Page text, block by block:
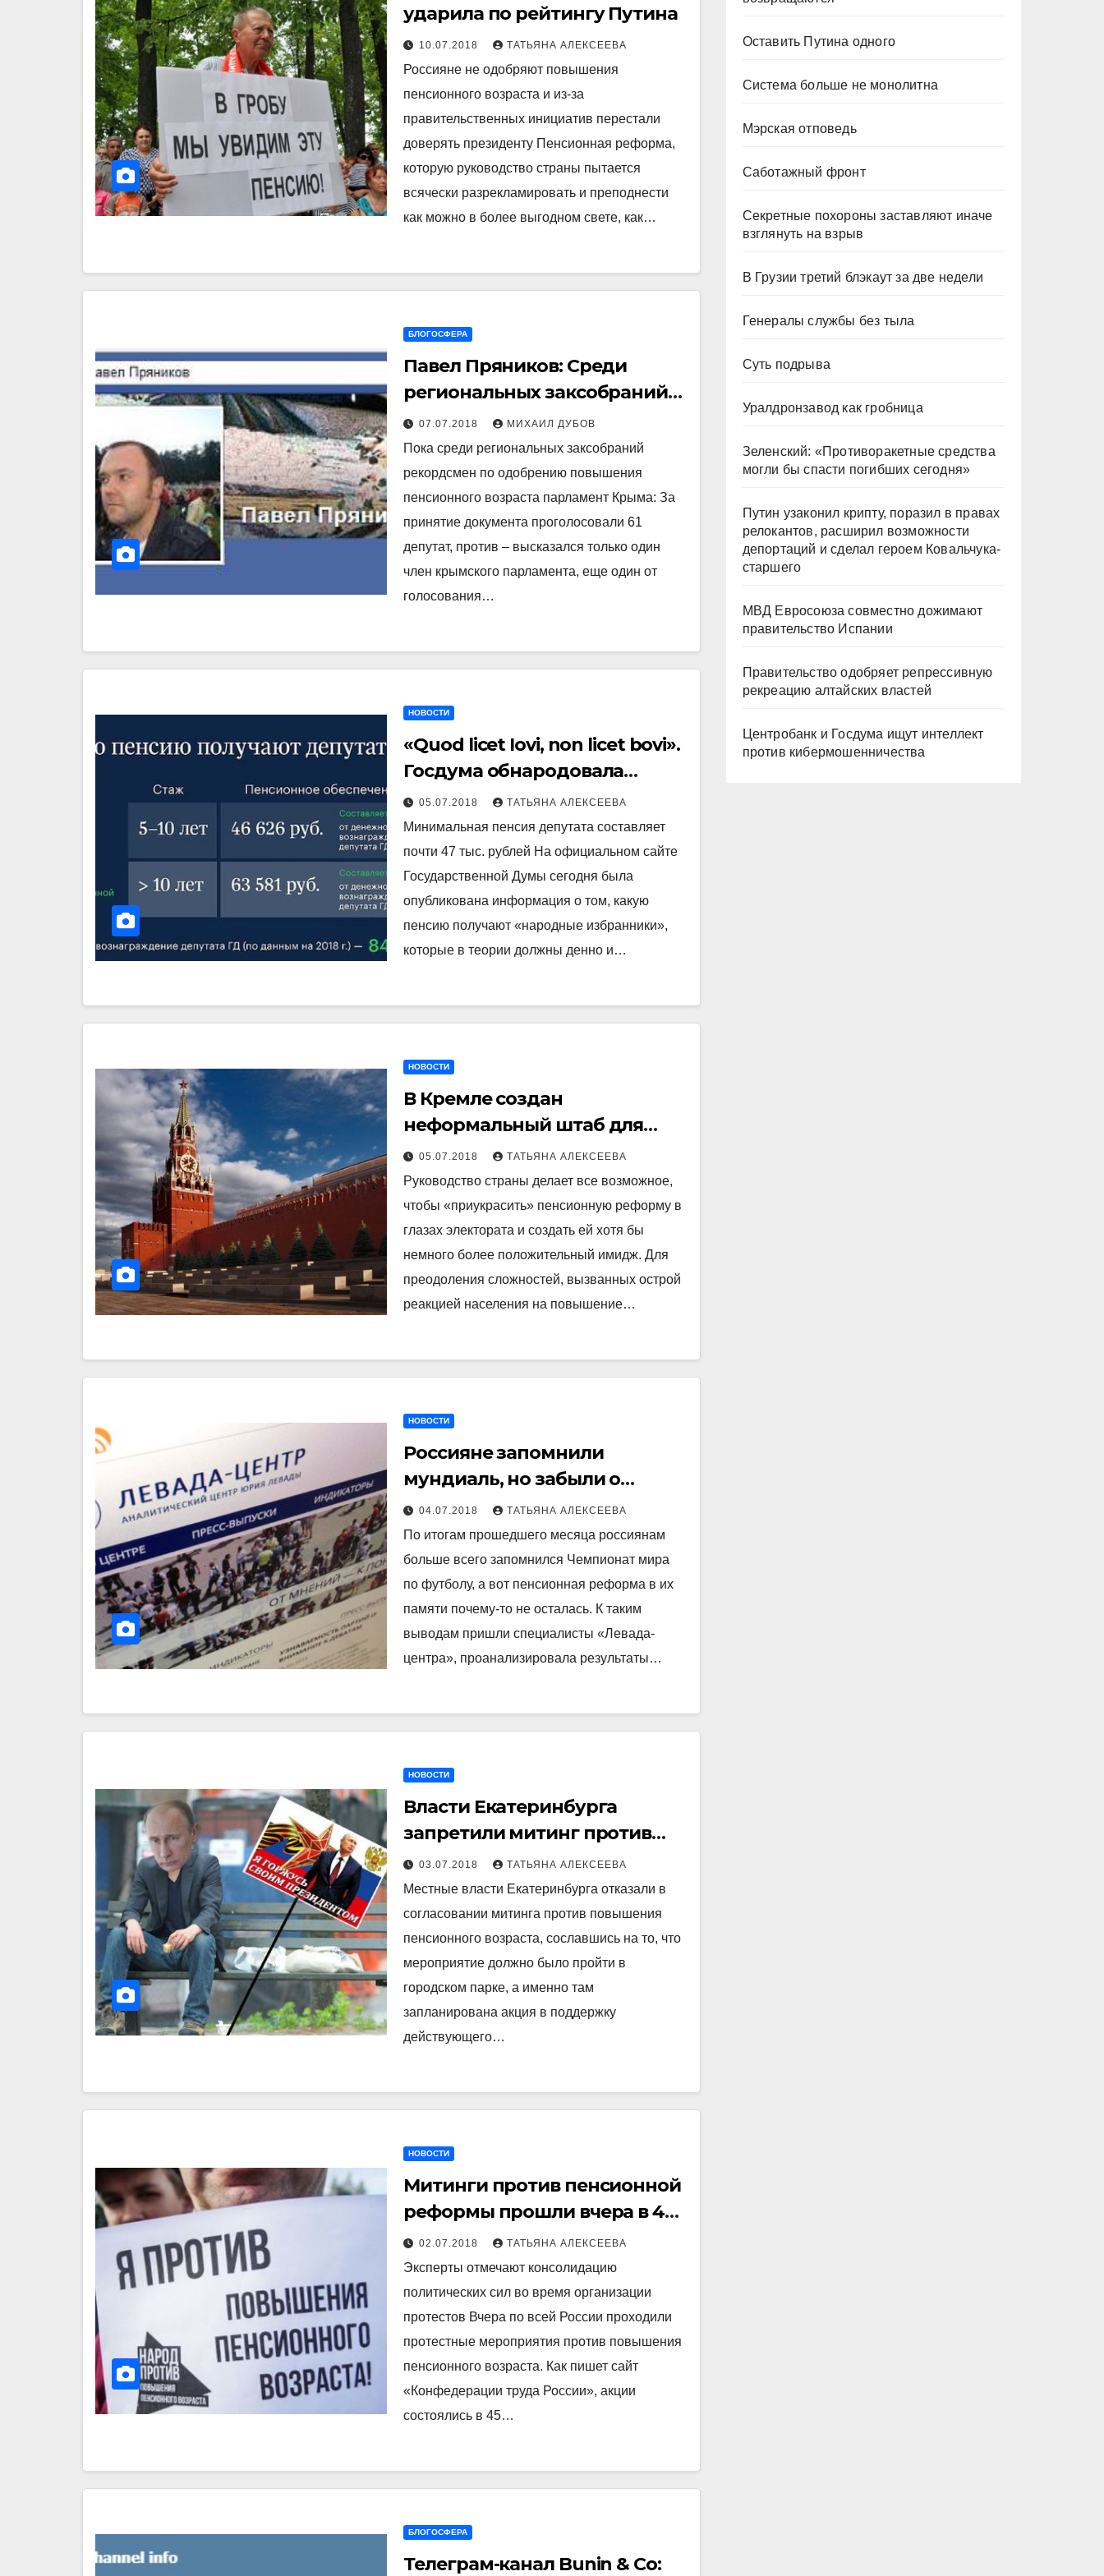
ударила по рейтингу Путина
10.07.2018 ТАТЬЯНА АЛЕКСЕЕВА
Россияне не одобряют повышения
пенсионного возраста и из-за
правительственных инициатив перестали
доверять президенту Пенсионная реформа,
которую руководство страны пытается
всячески разрекламировать и преподнести
как можно в более выгодном свете, как…
БЛОГОСФЕРА
Павел Пряников: Среди
региональных заксобраний
рекордсмен по одобрению
повышения пенсионного
возраста парламент Крыма
07.07.2018 МИХАИЛ ДУБОВ
Пока среди региональных заксобраний
рекордсмен по одобрению повышения
пенсионного возраста парламент Крыма: За
принятие документа проголосовали 61
депутат, против – высказался только один
член крымского парламента, еще один от
голосования…
НОВОСТИ
«Quod licet Iovi, non licet bovi».
Госдума обнародовала
размер депутатских пенсий
05.07.2018 ТАТЬЯНА АЛЕКСЕЕВА
Минимальная пенсия депутата составляет
почти 47 тыс. рублей На официальном сайте
Государственной Думы сегодня была
опубликована информация о том, какую
пенсию получают «народные избранники»,
которые в теории должны денно и…
НОВОСТИ
В Кремле создан
неформальный штаб для
пиара пенсионной реформы
05.07.2018 ТАТЬЯНА АЛЕКСЕЕВА
Руководство страны делает все возможное,
чтобы «приукрасить» пенсионную реформу в
глазах электората и создать ей хотя бы
немного более положительный имидж. Для
преодоления сложностей, вызванных острой
реакцией населения на повышение…
НОВОСТИ
Россияне запомнили
мундиаль, но забыли о
пенсионной реформе –
«Левада-центр»
04.07.2018 ТАТЬЯНА АЛЕКСЕЕВА
По итогам прошедшего месяца россиянам
больше всего запомнился Чемпионат мира
по футболу, а вот пенсионная реформа в их
памяти почему-то не осталась. К таким
выводам пришли специалисты «Левада-
центра», проанализировала результаты…
НОВОСТИ
Власти Екатеринбурга
запретили митинг против
пенсионной реформы из-за
акции в поддержку Путина
03.07.2018 ТАТЬЯНА АЛЕКСЕЕВА
Местные власти Екатеринбурга отказали в
согласовании митинга против повышения
пенсионного возраста, сославшись на то, что
мероприятие должно было пройти в
городском парке, а именно там
запланирована акция в поддержку
действующего…
НОВОСТИ
Митинги против пенсионной
реформы прошли вчера в 45-
ти городах. Впереди – еще 55
аналогичных акций
02.07.2018 ТАТЬЯНА АЛЕКСЕЕВА
Эксперты отмечают консолидацию
политических сил во время организации
протестов Вчера по всей России проходили
протестные мероприятия против повышения
пенсионного возраста. Как пишет сайт
«Конфедерации труда России», акции
состоялись в 45…
БЛОГОСФЕРА
Телеграм-канал Bunin & Co:
Оставить Путина одного
Система больше не монолитна
Мэрская отповедь
Саботажный фронт
Секретные похороны заставляют иначе
взглянуть на взрыв
В Грузии третий блэкаут за две недели
Генералы службы без тыла
Суть подрыва
Уралдронзавод как гробница
Зеленский: «Противоракетные средства
могли бы спасти погибших сегодня»
Путин узаконил крипту, поразил в правах
релокантов, расширил возможности
депортаций и сделал героем Ковальчука-
старшего
МВД Евросоюза совместно дожимают
правительство Испании
Правительство одобряет репрессивную
рекреацию алтайских властей
Центробанк и Госдума ищут интеллект
против кибермошенничества